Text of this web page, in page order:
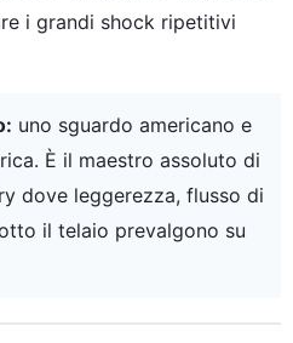
i grandi shock ripetitivi
uno sguardo americano e
È il maestro assoluto di
dove leggerezza, flusso di
il telaio prevalgono su